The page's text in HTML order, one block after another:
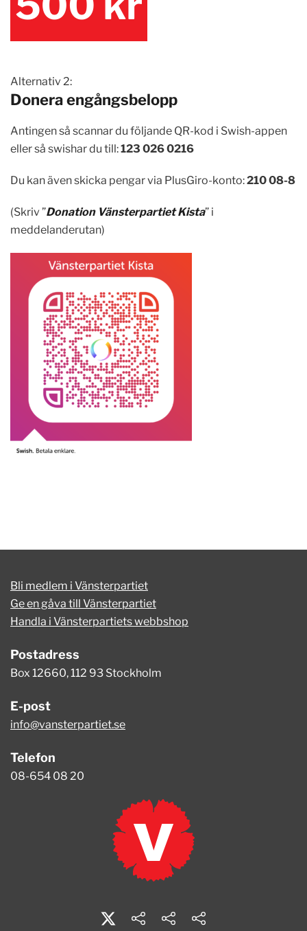
Alternativ 2:
Donera engångsbelopp
Antingen så scannar du följande QR-kod i Swish-appen
eller så swishar du till:123 026 0216
Du kan även skicka pengar via PlusGiro-konto:210 08-8
(Skriv ”Donation Vänsterpartiet Kista” i
meddelanderutan)
Bli medlem i Vänsterpartiet
Ge en gåva till Vänsterpartiet
Handla i Vänsterpartiets webbshop
Postadress
Box 12660, 112 93 Stockholm
E-post
info@vansterpartiet.se
Telefon
08-654 08 20